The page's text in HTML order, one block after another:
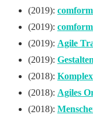
(2019):
(2019):
(2019): Agile
(2019):
(2018):
(2018): Agiles
(2018):